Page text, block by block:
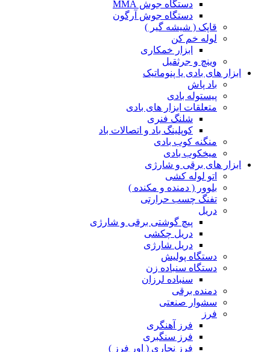
دستگاه جوش MMA
دستگاه جوش آرگون
قاپک ( شیشه گیر )
لوله خم کن
ابزار خمکاری
وینچ و جرثقیل
ابزار های بادی یا پنوماتیک
باد پاش
پیستوله بادی
متعلقات ابزار های بادی
شلنگ فنری
کوپلینگ باد و اتصالات باد
منگنه کوب بادی
میخکوب بادی
ابزار های برقی و شارژی
اتو لوله کشی
بلوور ( دمنده و مکنده )
تفنگ چسب حرارتی
دریل
پیچ گوشتی برقی و شارژی
دریل چکشی
دریل شارژی
دستگاه پولیش
دستگاه سنباده زن
سنباده لرزان
دمنده برقی
سشوار صنعتی
فرز
فرز آهنگری
فرز سنگبری
فرز نجاری ( اور فرز )